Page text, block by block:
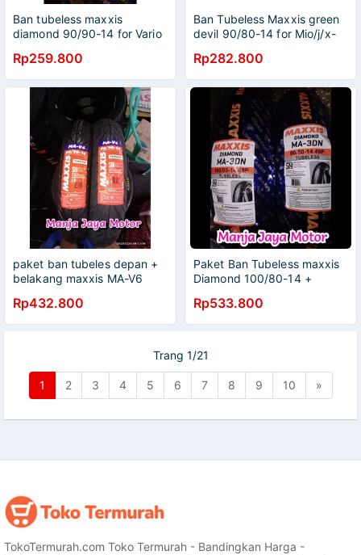
Ban tubeless maxxis
diamond 90/90-14 for Vario
f1/esp/pop/street/Scoopy/F1/soul
gt 125
Rp259.800
Ban Tubeless Maxxis green
devil 90/80-14 for Mio/j/x-
Rp282.800
paket ban tubeles depan +
belakang maxxis MA-V6
matic beat / vario / spacy /
Scoopy lama
Rp432.800
Paket Ban Tubeless maxxis
Diamond 100/80-14 +
125 beat
Rp533.800
Trang 1/21
1 2 3 4 5 6 7 8 9 10 »
TokoTermurah.com Toko Termurah - Bandingkan Harga -